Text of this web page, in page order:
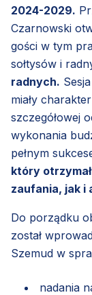
2024-2029.
Czarnowski
gości w tym
sołtysów i
radnych.
miały
szczegółowej
wykonania
pełnym
który
zaufania, jak i
Do porządku
został
Szemud w
nadania